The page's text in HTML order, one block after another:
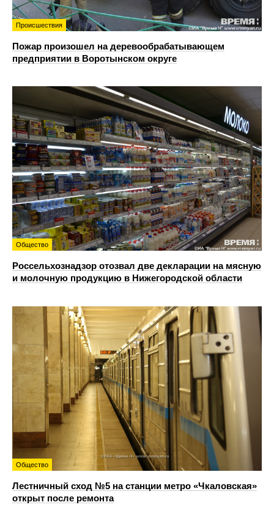
Происшествия
Пожар произошел на деревообрабатывающем
предприятии в Воротынском округе
Общество
Россельхознадзор отозвал две декларации на мясную
и молочную продукцию в Нижегородской области
Общество
Лестничный сход №5 на станции метро «Чкаловская»
открыт после ремонта